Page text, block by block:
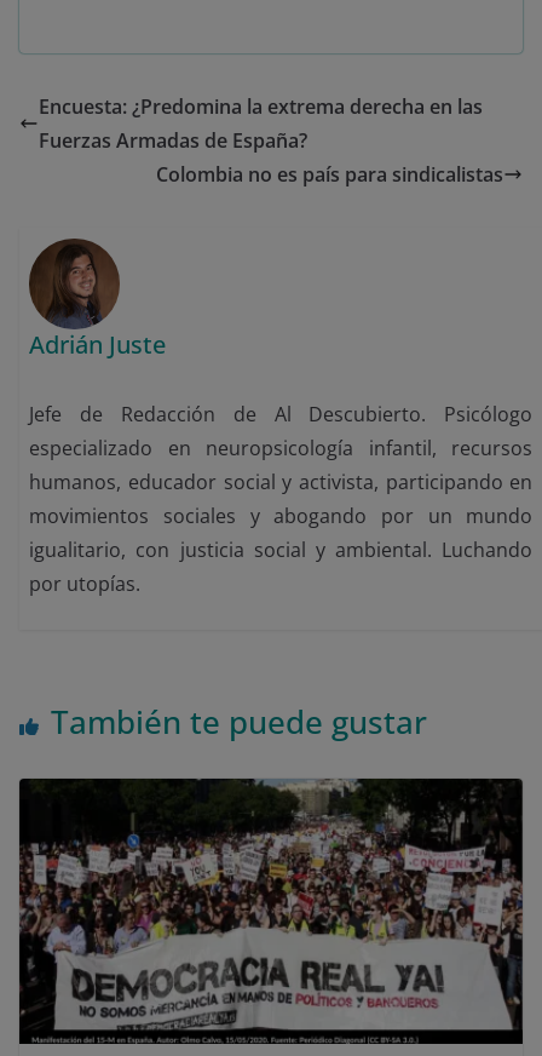
Encuesta: ¿Predomina la extrema derecha en las
Fuerzas Armadas de España?
Colombia no es país para sindicalistas
Adrián Juste
Jefe de Redacción de Al Descubierto. Psicólogo
especializado en neuropsicología infantil, recursos
humanos, educador social y activista, participando en
movimientos sociales y abogando por un mundo
igualitario, con justicia social y ambiental. Luchando
por utopías.
También te puede gustar